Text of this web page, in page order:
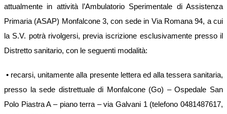
attualmente in attività l’Ambulatorio Sperimentale di Assistenza
Primaria (ASAP) Monfalcone 3, con sede in Via Romana 94, a cui
la S.V. potrà rivolgersi, previa iscrizione esclusivamente presso il
Distretto sanitario, con le seguenti modalità:
• recarsi, unitamente alla presente lettera ed alla tessera sanitaria,
presso la sede distrettuale di Monfalcone (Go) – Ospedale San
Polo Piastra A – piano terra – via Galvani 1 (telefono 0481487617,